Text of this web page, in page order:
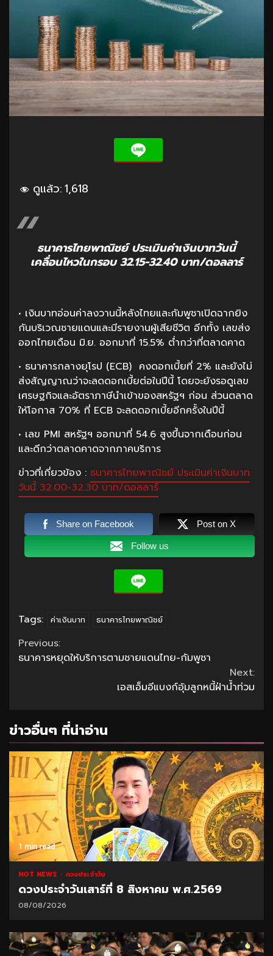
ดูแล้ว:1,618
ธนาคารไทยพาณิชย์ ประเมินค่าเงินบาทวันนี้
เคลื่อนไหวในกรอบ 32.15-32.40 บาท/ดอลลาร์
• เงินบาทอ่อนค่าลงวานนี้หลังไทยและกัมพูชาเปิดฉากยิง
กันบริเวณชายแดนและมีรายงานผู้เสียชีวิต อีกทั้ง เลขส่ง
ออกไทยเดือน มิ.ย. ออกมาที่ 15.5% ต่ำกว่าที่ตลาดคาด
• ธนาคารกลางยุโรป (ECB) คงดอกเบี้ยที่ 2% และยังไม่
ส่งสัญญาณว่าจะลดดอกเบี้ยต่อในปีนี้ โดยจะยังรอดูเลข
เศรษฐกิจและอัตราภาษีนำเข้าของสหรัฐฯ ก่อน ส่วนตลาด
ให้โอกาส 70% ที่ ECB จะลดดอกเบี้ยอีกครั้งในปีนี้
• เลข PMI สหรัฐฯ ออกมาที่ 54.6 สูงขึ้นจากเดือนก่อน
และดีกว่าตลาดคาดจากภาคบริการ
ข่าวที่เกี่ยวข้อง : ธนาคารไทยพาณิชย์ ประเมินค่าเงินบาท
วันนี้ 32.00-32.30 บาท/ดอลลาร์
Share on Facebook Post on X
Follow us
Tags: ค่าเงินบาท ธนาคารไทยพาณิชย์
Continue
Reading
Previous:
ธนาคารหยุดให้บริการตามชายแดนไทย-กัมพูชา
Next:
เอสเอ็มอีแบงก์อุ้มลูกหนี้ฝ่าน้ำท่วม
ข่าวอื่นๆ ที่น่าอ่าน
1 min read
HOT NEWS ดวงประจำวัน
ดวงประจำวันเสาร์ที่ 8 สิงหาคม พ.ศ.2569
08/08/2026